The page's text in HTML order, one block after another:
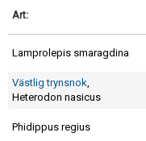
Art:
Lamprolepis smaragdina
Västlig trynsnok,
Heterodon nasicus
Phidippus regius